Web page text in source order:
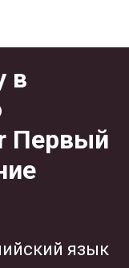
в
Первый
язык